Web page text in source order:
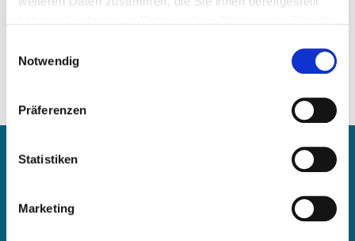
Notwendig
Präferenzen
Statistiken
Marketing
SOLICITAR ARTÍCULO
Peso:
442 130 32 19
Contacte con
OE Germany GmbH
Fritz-Müller-Str. 100-104​